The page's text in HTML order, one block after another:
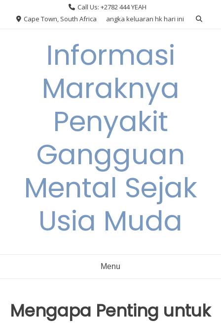
Call Us: +2782 444 YEAH
Cape Town, South Africa
angka keluaran hk hari ini
Informasi
Maraknya
Penyakit
Gangguan
Mental Sejak
Usia Muda
Menu
Mengapa Penting untuk